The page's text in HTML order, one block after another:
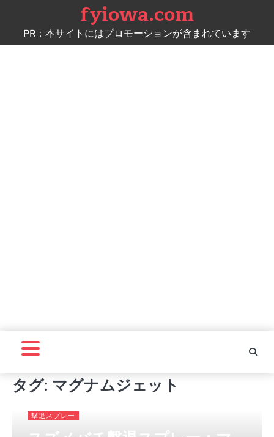
content
fyiowa.com
PR：本サイトにはプロモーションが含まれています
タグ: マグナムジェット
撃退スプレー